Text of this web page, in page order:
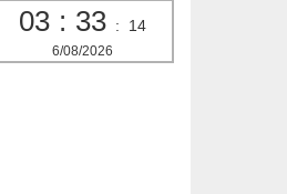
03 : 33 : 14
6/08/2026